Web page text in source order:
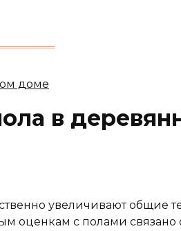
в
увеличивают общие
оценкам с полами связано